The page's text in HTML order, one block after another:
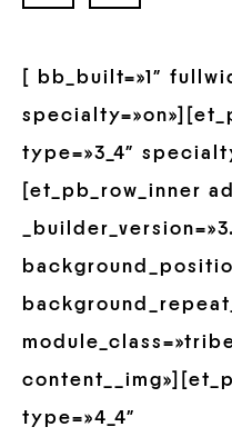
[ bb_built=»1″
type=»3_4″
[et_pb_row_inner
type=»4_4″